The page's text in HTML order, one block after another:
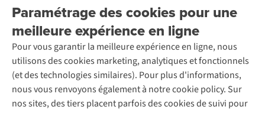
Paramétrage des cookies pour une
meilleure expérience en ligne
Pour vous garantir la meilleure expérience en ligne, nous
utilisons des cookies marketing, analytiques et fonctionnels
(et des technologies similaires). Pour plus d'informations,
nous vous renvoyons également à notre cookie policy. Sur
nos sites, des tiers placent parfois des cookies de suivi pour
Rétractation d'une commande
Entretien & réparations
Garantie
Contactez-nous
À propos d’Ayacucho
Nos magasins
À propos d’A.S.Adventure
Déclaration d'accessibilité
Location / Location sports d’hiver
Entretien de ski
Service de lavage
Entretien de chaussures
Réparation de chaussures
Réparation de vêtements
Retouches
Découvrez
A.S.Magazine
Explore Camp
Gear Check
Expertise & conseils
Abonnez-vous à la newsletter